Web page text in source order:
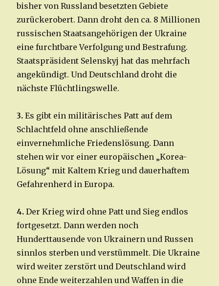
bisher von Russland besetzten Gebiete
zurückerobert. Dann droht den ca. 8 Millionen
russischen Staatsangehörigen der Ukraine
eine furchtbare Verfolgung und Bestrafung.
Staatspräsident Selenskyj hat das mehrfach
angekündigt. Und Deutschland droht die
nächste Flüchtlingswelle.
3. Es gibt ein militärisches Patt auf dem
Schlachtfeld ohne anschließende
einvernehmliche Friedenslösung. Dann
stehen wir vor einer europäischen „Korea-
Lösung“ mit Kaltem Krieg und dauerhaftem
Gefahrenherd in Europa.
4. Der Krieg wird ohne Patt und Sieg endlos
fortgesetzt. Dann werden noch
Hunderttausende von Ukrainern und Russen
sinnlos sterben und verstümmelt. Die Ukraine
wird weiter zerstört und Deutschland wird
ohne Ende weiterzahlen und Waffen in die